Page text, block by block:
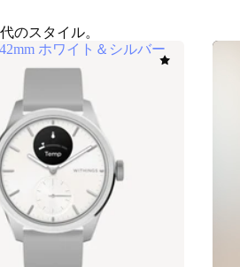
のスタイル。
42mm ホワイト＆シルバー